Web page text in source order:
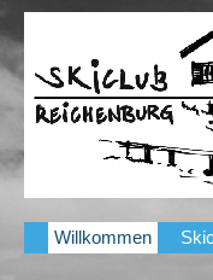
Willkommen